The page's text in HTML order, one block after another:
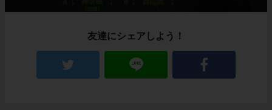
友達にシェアしよう！